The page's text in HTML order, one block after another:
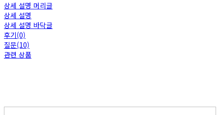
상세 설명 머리글
상세 설명
상세 설명 바닥글
후기(0)
질문(10)
관련 상품